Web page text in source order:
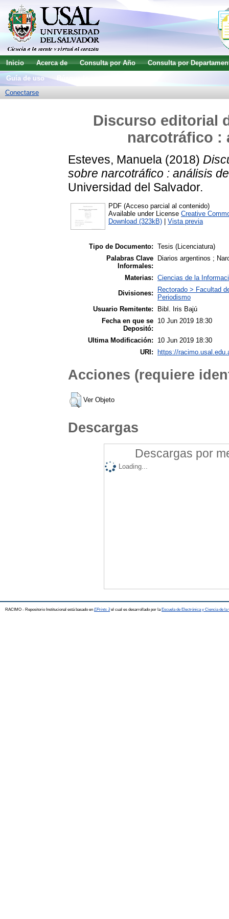
Inicio Acerca de Consulta por Año
Consulta por
Guía de uso
Conectarse
Discurso editorial
narcotráfico :
Esteves, Manuela (2018)
sobre narcotráfico : análisis
Universidad del Salvador.
PDF (Acceso parcial al contenido)
Available under License Creative
Download (323kB)
Vista previa
Tipo de Documento: Tesis (Licenciatura)
Palabras Clave
Informales:
Diarios argentinos ;
Materias: Ciencias de la
Divisiones:
Rectorado > Facultad
Periodismo
Usuario Remitente:
Bibl. Iris Bajú
Fecha en que se
Depositó:
10 Jun 2019 18:30
Ultima Modificación:
10 Jun 2019 18:30
URI:
https://
Acciones (requiere
Ver Objeto
Descargas
Descargas por
Loading...
RACIMO - Repositorio Institucional está basado en EPrints 3el cual es desarrollado por la Escuela de Electrónica y Ciencia de la